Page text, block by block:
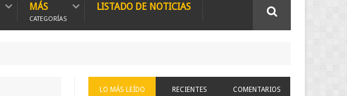
MÁS
CATEGORÍAS
LISTADO DE NOTICIAS
LO MÁS LEÍDO RECIENTES COMENTARIOS